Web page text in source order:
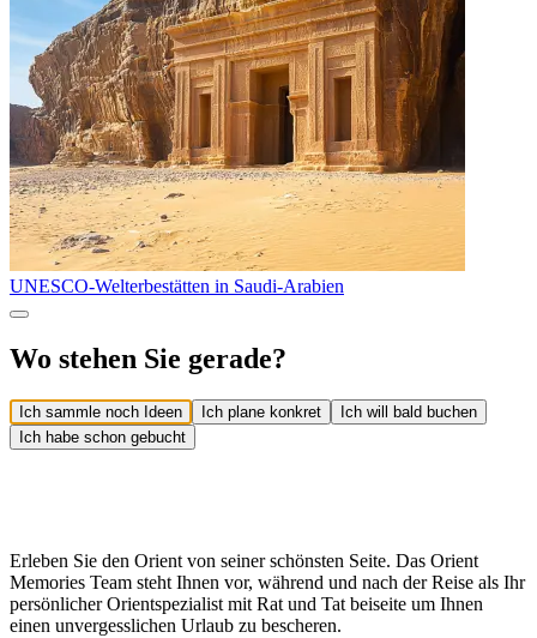
UNESCO-Welterbestätten in Saudi-Arabien
Wo stehen Sie gerade?
Ich sammle noch Ideen Ich plane konkret
Ich will bald buchen
Ich habe schon gebucht
Erleben Sie den Orient von seiner schönsten Seite. Das Orient
Memories Team steht Ihnen vor, während und nach der Reise als Ihr
persönlicher Orientspezialist mit Rat und Tat beiseite um Ihnen
einen unvergesslichen Urlaub zu bescheren.